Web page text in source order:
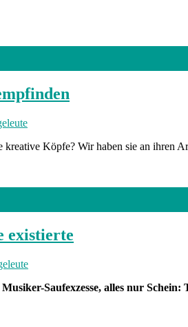
Köpfe? Wir haben sie an ihren
existierte
Saufexzesse, alles nur